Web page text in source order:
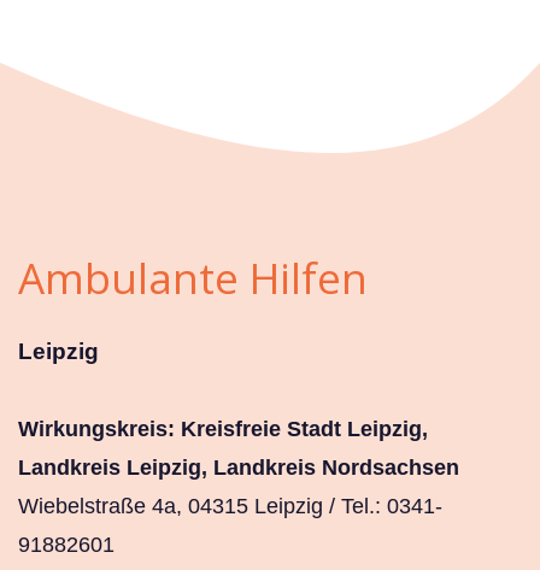
Ambulante Hilfen
Leipzig
Wirkungskreis: Kreisfreie Stadt Leipzig,
Landkreis Leipzig, Landkreis Nordsachsen
Wiebelstraße 4a, 04315 Leipzig / Tel.: 0341-
91882601